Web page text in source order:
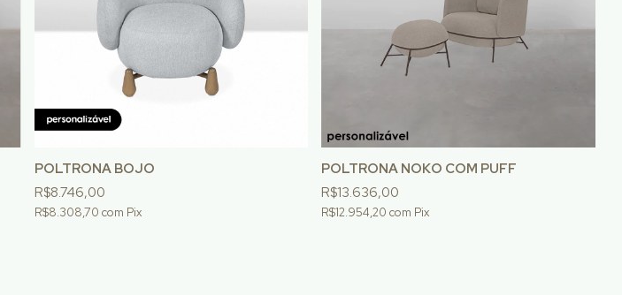
POLTRONA BOJO
R$8.746,00
R$8.308,70 com Pix
POLTRONA NOKO COM PUFF
R$13.636,00
R$12.954,20com Pix